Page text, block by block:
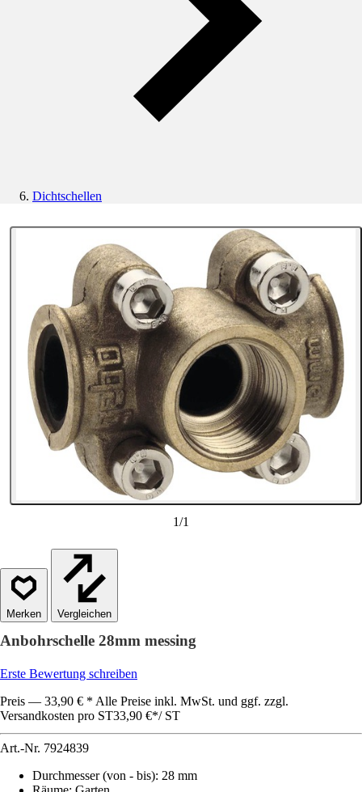
Dichtschellen
1/1
Vergleichen
Anbohrschelle 28mm messing
Erste Bewertung schreiben
Preis — 33,90 € * Alle Preise inkl. MwSt. und ggf. zzgl.
Versandkosten pro ST33,90 €*/ ST
Art.-Nr. 7924839
Durchmesser (von - bis): 28 mm